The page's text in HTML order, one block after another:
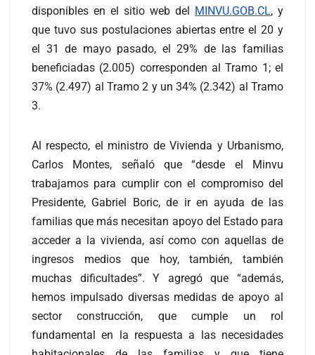
disponibles en el sitio web del
MINVU.GOB.CL, y
que tuvo sus postulaciones abiertas entre el 20 y
el 31 de mayo pasado, el 29% de las familias
beneficiadas (2.005) corresponden al Tramo 1; el
37% (2.497) al Tramo 2 y un 34% (2.342) al Tramo
3.
Al respecto, el ministro de Vivienda y Urbanismo,
Carlos Montes, señaló que “desde el Minvu
trabajamos para cumplir con el compromiso del
Presidente, Gabriel Boric, de ir en ayuda de las
familias que más necesitan apoyo del Estado para
acceder a la vivienda, así como con aquellas de
ingresos medios que hoy, también, también
muchas dificultades”. Y agregó que “además,
hemos impulsado diversas medidas de apoyo al
sector construcción, que cumple un rol
fundamental en la respuesta a las necesidades